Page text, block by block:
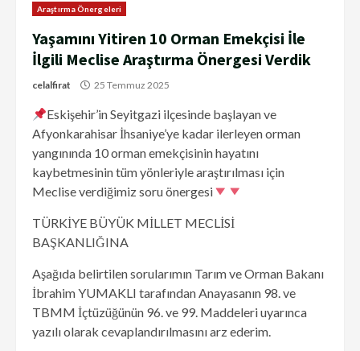
Araştırma Önergeleri
Yaşamını Yitiren 10 Orman Emekçisi İle
İlgili Meclise Araştırma Önergesi Verdik
celalfirat 25 Temmuz 2025
Eskişehir’in Seyitgazi ilçesinde başlayan ve
Afyonkarahisar İhsaniye’ye kadar ilerleyen orman
yangınında 10 orman emekçisinin hayatını
kaybetmesinin tüm yönleriyle araştırılması için
Meclise verdiğimiz soru önergesi
TÜRKİYE BÜYÜK MİLLET MECLİSİ
BAŞKANLIĞINA
Aşağıda belirtilen sorularımın Tarım ve Orman Bakanı
İbrahim YUMAKLI tarafından Anayasanın 98. ve
TBMM İçtüzüğünün 96. ve 99. Maddeleri uyarınca
yazılı olarak cevaplandırılmasını arz ederim.